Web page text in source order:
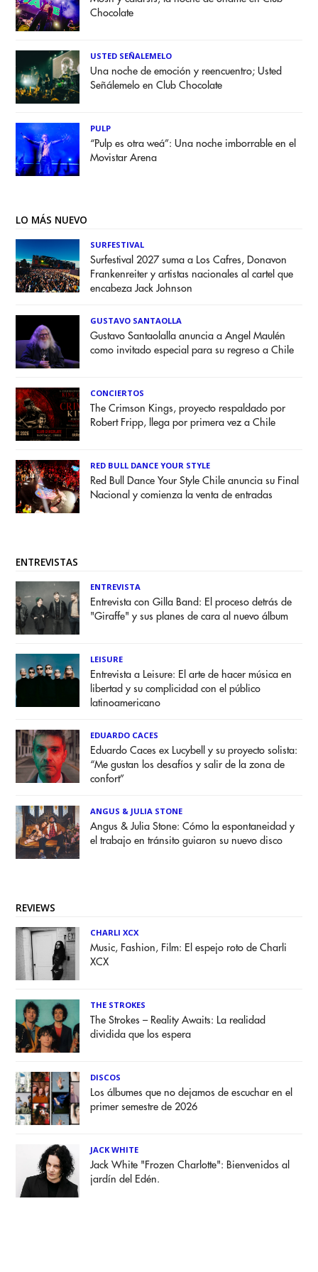
Chocolate
USTED SEÑALEMELO
Una noche de emoción y reencuentro; Usted
Señálemelo en Club Chocolate
PULP
“Pulp es otra weá”: Una noche imborrable en el
Movistar Arena
LO MÁS NUEVO
SURFESTIVAL
Surfestival 2027 suma a Los Cafres, Donavon
Frankenreiter y artistas nacionales al cartel que
encabeza Jack Johnson
GUSTAVO SANTAOLLA
Gustavo Santaolalla anuncia a Angel Maulén
como invitado especial para su regreso a Chile
CONCIERTOS
The Crimson Kings, proyecto respaldado por
Robert Fripp, llega por primera vez a Chile
RED BULL DANCE YOUR STYLE
Red Bull Dance Your Style Chile anuncia su Final
Nacional y comienza la venta de entradas
ENTREVISTAS
ENTREVISTA
Entrevista con Gilla Band: El proceso detrás de
"Giraffe" y sus planes de cara al nuevo álbum
LEISURE
Entrevista a Leisure: El arte de hacer música en
libertad y su complicidad con el público
latinoamericano
EDUARDO CACES
Eduardo Caces ex Lucybell y su proyecto solista:
“Me gustan los desafíos y salir de la zona de
confort”
ANGUS & JULIA STONE
Angus & Julia Stone: Cómo la espontaneidad y
el trabajo en tránsito guiaron su nuevo disco
REVIEWS
CHARLI XCX
Music, Fashion, Film: El espejo roto de Charli
XCX
THE STROKES
The Strokes – Reality Awaits: La realidad
dividida que los espera
DISCOS
Los álbumes que no dejamos de escuchar en el
primer semestre de 2026
JACK WHITE
Jack White "Frozen Charlotte": Bienvenidos al
jardín del Edén.